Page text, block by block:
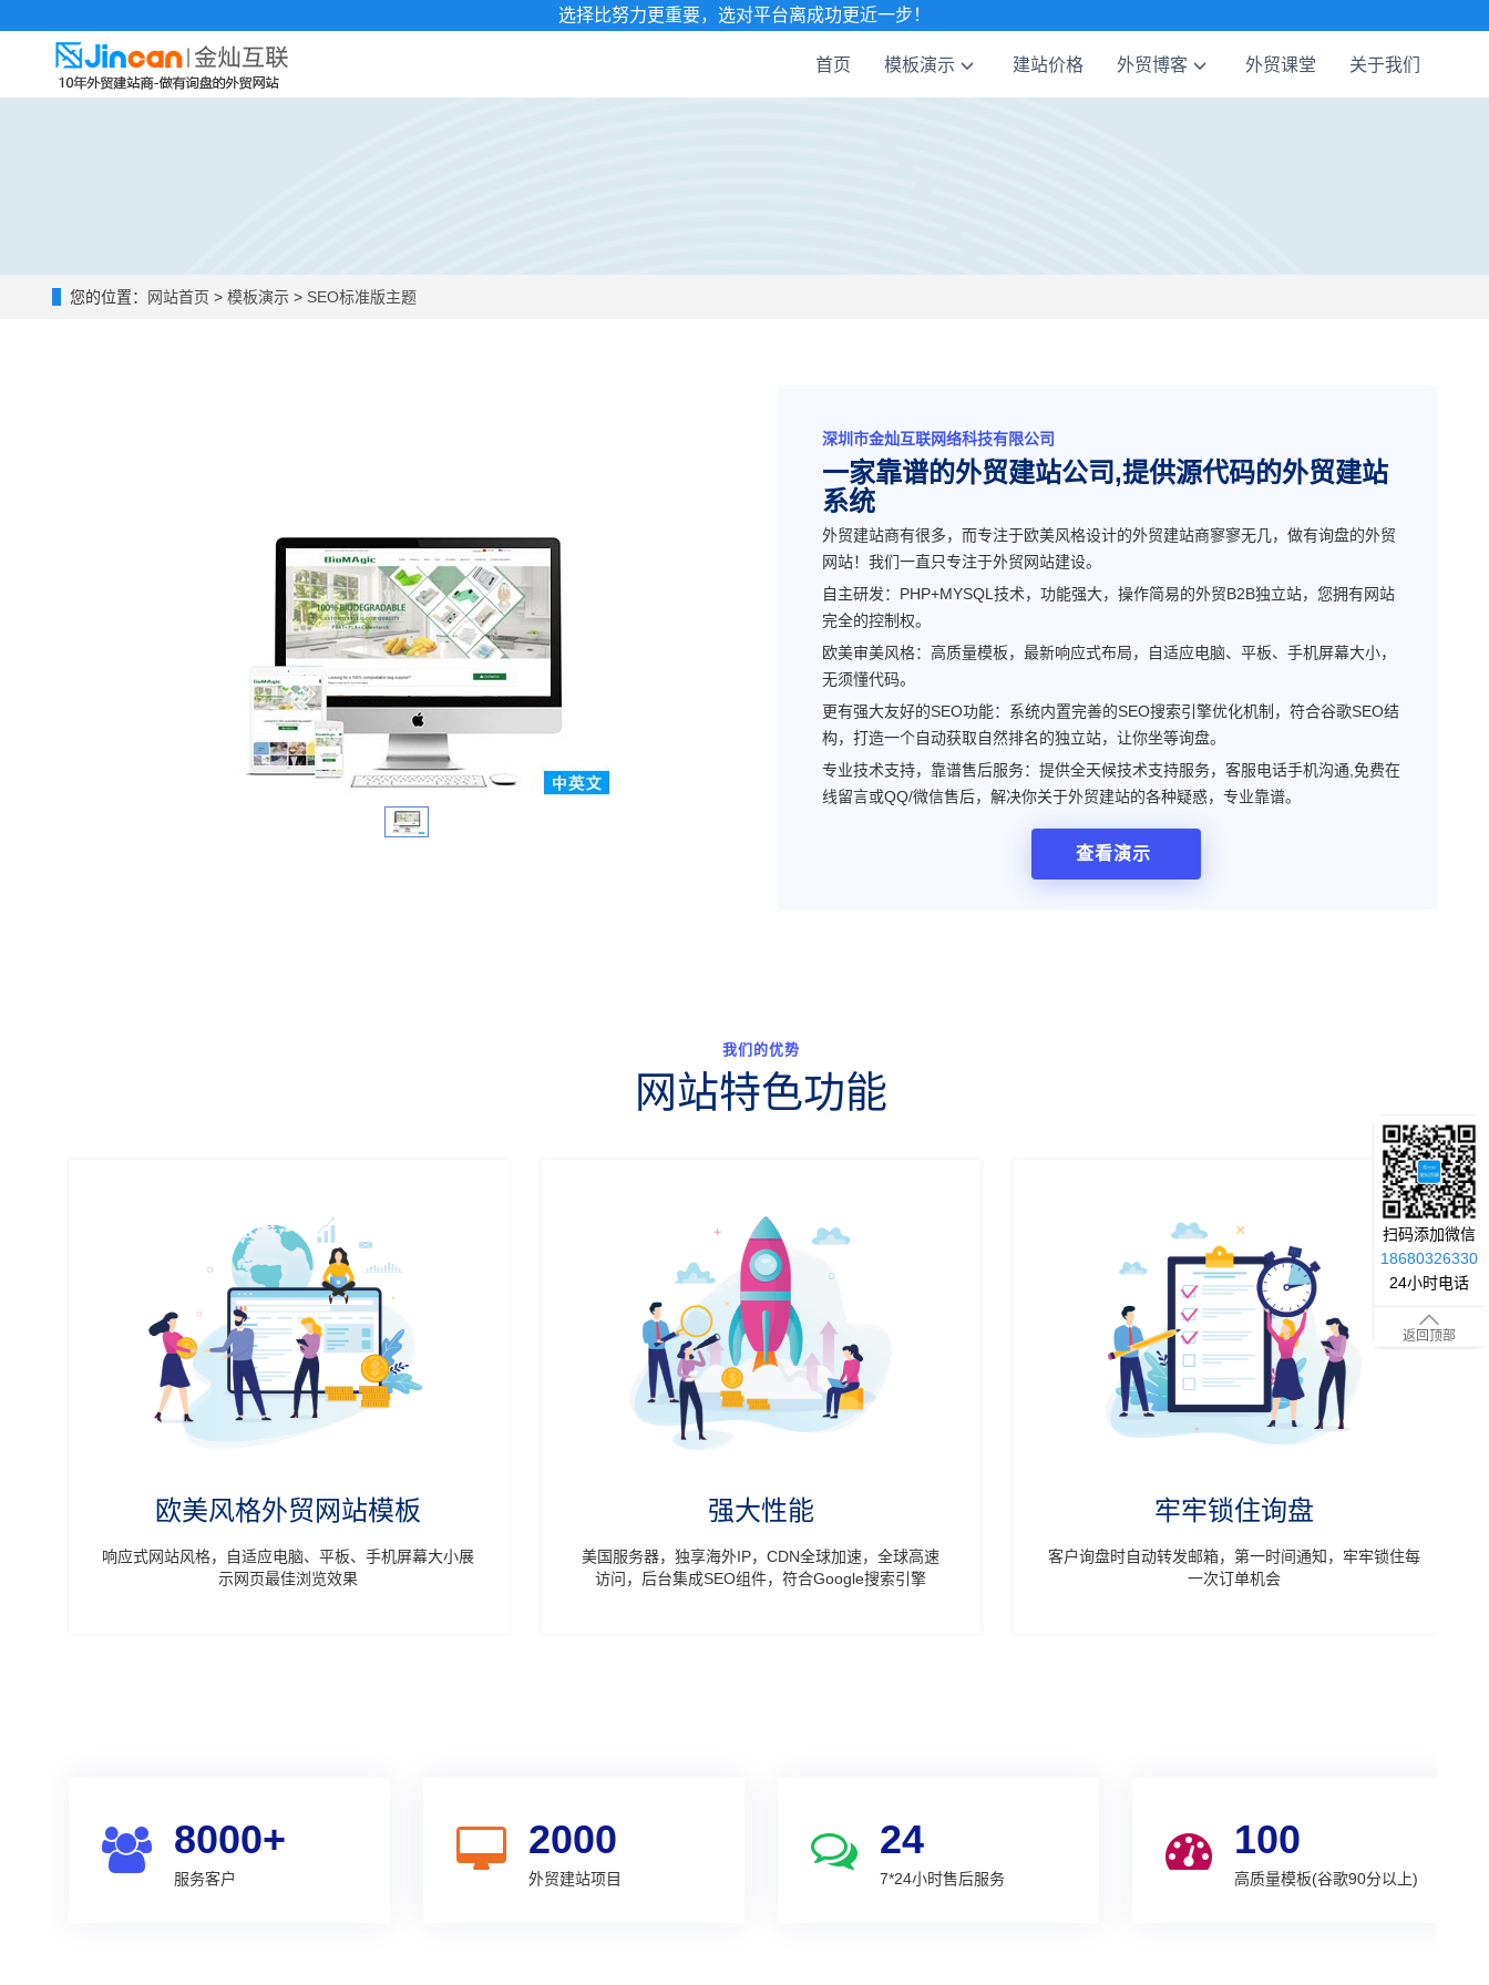
选择比努力更重要，选对平台离成功更近一步！
首页 模板演示 建站价格 外贸博客 外贸课堂 关于我们
您的位置： 网站首页 > 模板演示 > SEO标准版主题
深圳市金灿互联网络科技有限公司
一家靠谱的外贸建站公司,提供源代码的外贸建站
系统
外贸建站商有很多，而专注于欧美风格设计的外贸建站商寥寥无几，做有询盘的外贸
网站！我们一直只专注于外贸网站建设。
自主研发：PHP+MYSQL技术，功能强大，操作简易的外贸B2B独立站，您拥有网站
完全的控制权。
欧美审美风格：高质量模板，最新响应式布局，自适应电脑、平板、手机屏幕大小，
无须懂代码。
更有强大友好的SEO功能：系统内置完善的SEO搜索引擎优化机制，符合谷歌SEO结
构，打造一个自动获取自然排名的独立站，让你坐等询盘。
专业技术支持，靠谱售后服务：提供全天候技术支持服务，客服电话手机沟通,免费在
线留言或QQ/微信售后，解决你关于外贸建站的各种疑惑，专业靠谱。
查看演示
我们的优势
网站特色功能
欧美风格外贸网站模板
响应式网站风格，自适应电脑、平板、手机屏幕大小展
示网页最佳浏览效果
强大性能
美国服务器，独享海外IP，CDN全球加速，全球高速
访问，后台集成SEO组件，符合Google搜索引擎
牢牢锁住询盘
客户询盘时自动转发邮箱，第一时间通知，牢牢锁住每
一次订单机会
8000+
服务客户
2000
外贸建站项目
24
7*24小时售后服务
100
高质量模板(谷歌90分以上)
扫码添加微信
18680326330
24小时电话
返回顶部